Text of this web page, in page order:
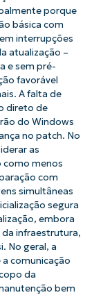
porque
básica com
interrupções
atualização –
e sem pré-
favorável
A falta de
direto de
do Windows
no patch. No
as
como menos
com
simultâneas
segura
embora
infraestrutura,
No geral, a
comunicação
da
bem